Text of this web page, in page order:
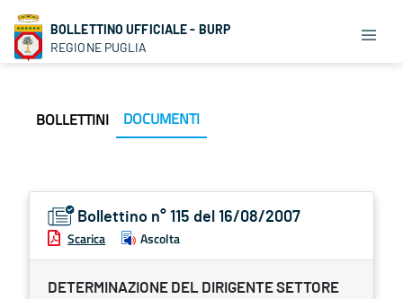
BOLLETTINO UFFICIALE - BURP
REGIONE PUGLIA
BOLLETTINI DOCUMENTI
Bollettino n° 115 del 16/08/2007
Scarica Ascolta
DETERMINAZIONE DEL DIRIGENTE SETTORE